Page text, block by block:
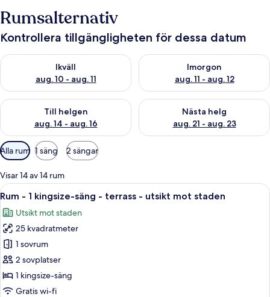
Rumsalternativ
Kontrollera tillgängligheten för dessa datum
Ikväll
aug. 10 - aug. 11
Kontrollera tillgängligheten för ikväll aug. 10 - aug. 11
Imorgon
aug. 11 - aug. 12
Kontrollera tillgängligheten
Till helgen
aug. 14 - aug. 16
Kontrollera tillgängligheten för den här helgen aug. 14 - aug.
Nästa helg
aug. 21 - aug. 23
Kontrollera tillgängligheten
Tillgängliga
filter
för
rum
Alla rum 1 säng 2 sängar
Visar 14 av 14 rum
Öppna
alla
foton
för
Rum
-
1
kingsize-
Ett hotellrum med en stor säng, ett
5
Rum - 1 kingsize-säng - terrass - utsikt mot staden
Utsikt mot staden
25 kvadratmeter
1 sovrum
2 sovplatser
1 kingsize-säng
Gratis wi-fi